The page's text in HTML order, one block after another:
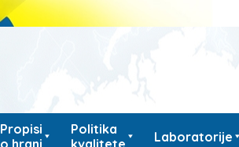
Propisi
o hrani
Politika
kvalitete
Laboratorije